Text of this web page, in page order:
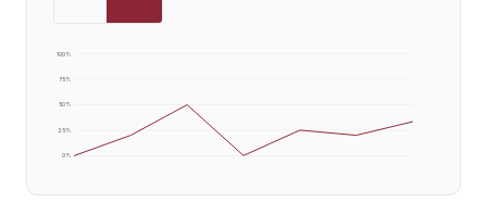
0%
25%
50%
75%
100%